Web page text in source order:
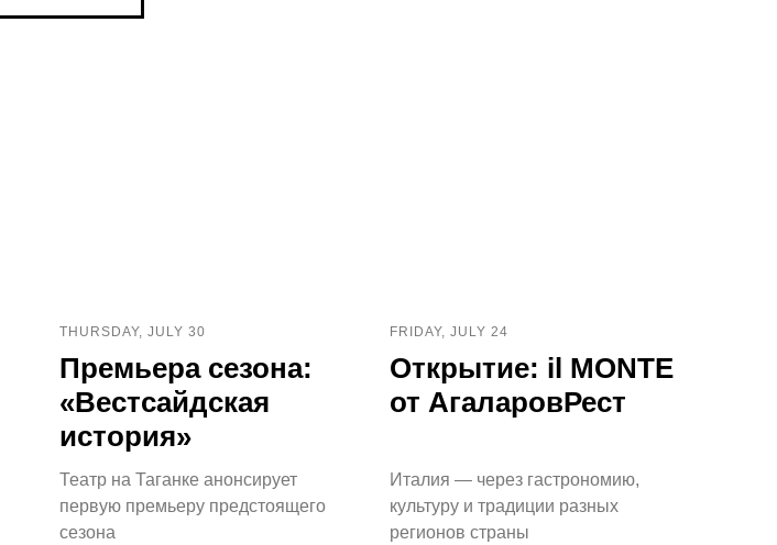
THURSDAY, JULY 30
Премьера сезона:
«Вестсайдская
история»
Театр на Таганке анонсирует
первую премьеру предстоящего
сезона
FRIDAY, JULY 24
Открытие: il MONTE
от АгаларовРест
Италия — через гастрономию,
культуру и традиции разных
регионов страны